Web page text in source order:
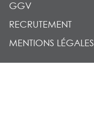
RECRUTEMENT
MENTIONS LÉGALES
GGV